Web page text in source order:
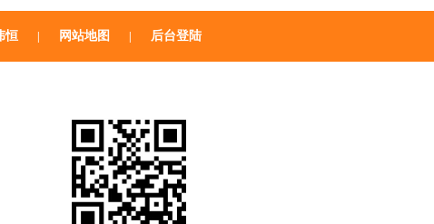
恒 网站地图 后台登陆